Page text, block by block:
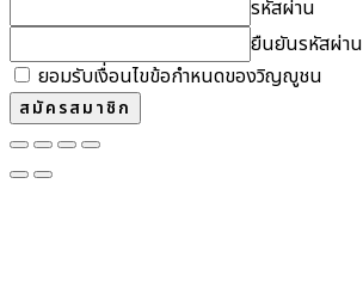
รหัสผ่าน
ยืนยันรหัสผ่าน
ยอมรับเงื่อนไขข้อกำหนดของวิญญูชน